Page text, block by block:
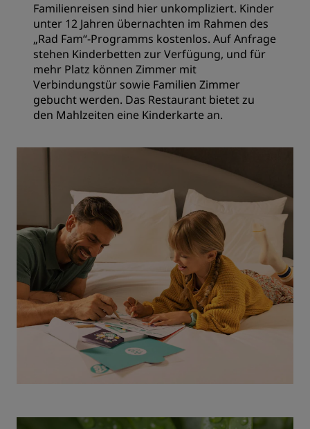
Familienreisen sind hier unkompliziert. Kinder
unter 12 Jahren übernachten im Rahmen des
„Rad Fam“-Programms kostenlos. Auf Anfrage
stehen Kinderbetten zur Verfügung, und für
mehr Platz können Zimmer mit
Verbindungstür sowie Familien Zimmer
gebucht werden. Das Restaurant bietet zu
den Mahlzeiten eine Kinderkarte an.